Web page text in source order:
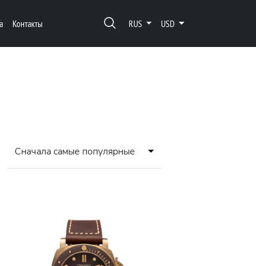
Контакты RUS USD
Сначала самые популярные